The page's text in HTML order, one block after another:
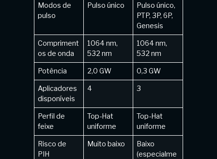
Modos de
pulso
Pulso único
Pulso único,
PTP, 3P, 6P,
Genesis
Compriment
os de onda
1064 nm,
532 nm
1064 nm,
532 nm
Potência
2,0 GW
0,3 GW
Aplicadores
disponíveis
4 3
Perfil de
feixe
Top-Hat
uniforme
Top-Hat
uniforme
Risco de
PIH
Muito baixo
Baixo
(especialme